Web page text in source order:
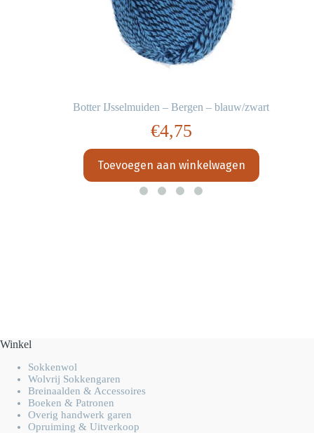
Botter IJsselmuiden – Bergen – blauw/zwart
€4,75
Toevoegen aan winkelwagen
Winkel
Sokkenwol
Wolvrij Sokkengaren
Breinaalden & Accessoires
Boeken & Patronen
Overig handwerk garen
Opruiming & Uitverkoop